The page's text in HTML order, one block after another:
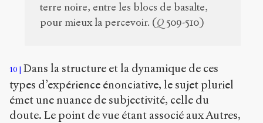
terre noire, entre les blocs de basalte,
pour mieux la percevoir. (Q 509-510)
10
Dans la structure et la dynamique de ces
types d’expérience énonciative, le sujet pluriel
émet une nuance de subjectivité, celle du
doute. Le point de vue étant associé aux Autres,